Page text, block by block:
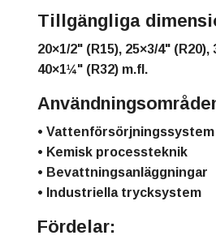
Tillgängliga
20×1/2" (R15), 25×3/4" (R20),
40×1¼" (R32) m.fl.
• Vattenförsörjningssystem
• Kemisk processteknik
• Bevattningsanläggningar
• Industriella trycksystem
Fördelar: